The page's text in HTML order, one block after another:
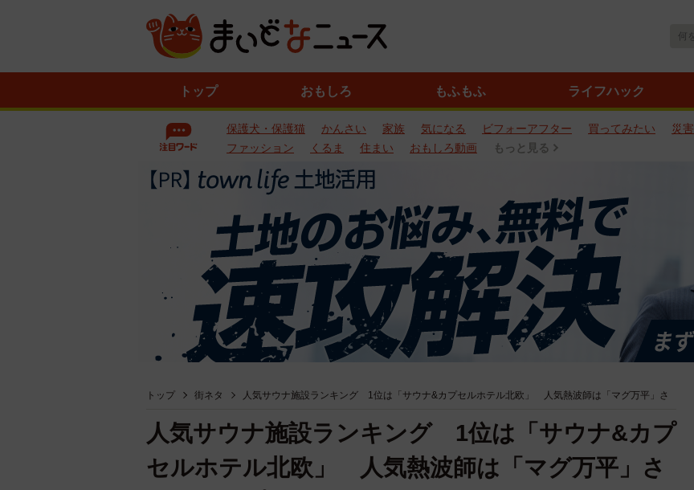
トップ おもしろ もふもふ ライフハック
保護犬・保護猫 かんさい 家族 気になる ビフォーアフター 買ってみたい 災害
ファッション
くるま 住まい おもしろ動画 もっと見る
トップ 街ネタ 人気サウナ施設ランキング 1位は「サウナ&カプセルホテル北欧」 人気熱波師は「マグ万平」さ
人気サウナ施設ランキング 1位は「サウナ&カプ
セルホテル北欧」 人気熱波師は「マグ万平」さ